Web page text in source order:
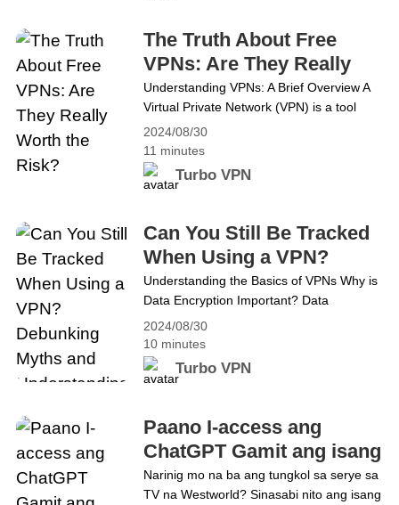
X in Brazil, putting an end&hellip;
Continue reading X (Twitter) Banned in
Brazil? Use VPN to Access X
2024/08/30
11 minutes
Turbo VPN
The Truth About Free
VPNs: Are They Really
Worth the Risk?
Understanding VPNs: A Brief Overview A
Virtual Private Network (VPN) is a tool
designed to protect your online privacy
and secure your internet connection.
When you use a VPN, it creates an
encrypted tunnel between your device
transmitted through this tunnel is shielded
from prying eyes. How VPNs&hellip;
Continue reading The Truth About Free
VPNs: Are They Really Worth the Risk?
2024/08/30
10 minutes
Turbo VPN
Can You Still Be Tracked
When Using a VPN?
Debunking Myths and
Understanding Privacy
Understanding the Basics of VPNs Why is
Data Encryption Important? Data
encryption is crucial for maintaining online
privacy. It stops unauthorized individuals
from accessing sensitive information such
as: How Can You Secure Your iPhone with
iPhone is important for several reasons: 1.
Protection on Public Wi-Fi:&hellip;
Continue reading Can You Still Be
Tracked When Using a VPN? Debunking
Myths and Understanding Privacy
Paano I-access ang
ChatGPT Gamit ang isang
VPN
Narinig mo na ba ang tungkol sa serye sa
TV na Westworld? Sinasabi nito ang isang